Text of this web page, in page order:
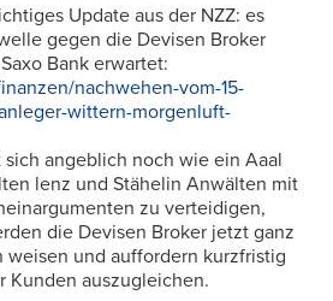
Update aus der NZZ: es
gegen die Devisen Broker
Bank erwartet:
nachwehen-vom-15-
wittern-morgenluft-
angeblich noch wie ein Aaal
lenz und Stähelin Anwälten mit
zu verteidigen,
die Devisen Broker jetzt ganz
weisen und auffordern kurzfristig
Kunden auszugleichen.